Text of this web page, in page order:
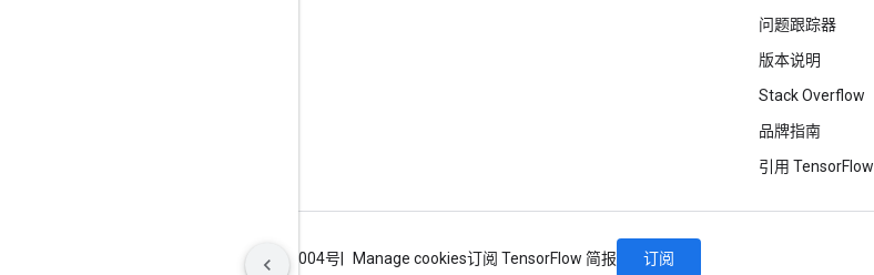
问题跟踪器
版本说明
Stack Overflow
品牌指南
引用 TensorFlow
ICP证合字B2-20070004号 Manage cookies订阅 TensorFlow 简报 订阅